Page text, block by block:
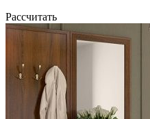
Рассчитать